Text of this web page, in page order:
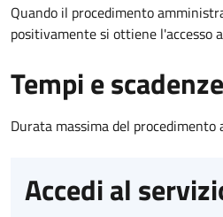
Quando il procedimento
positivamente si ottiene l'accesso
Tempi e scadenze
Durata massima del
Accedi al